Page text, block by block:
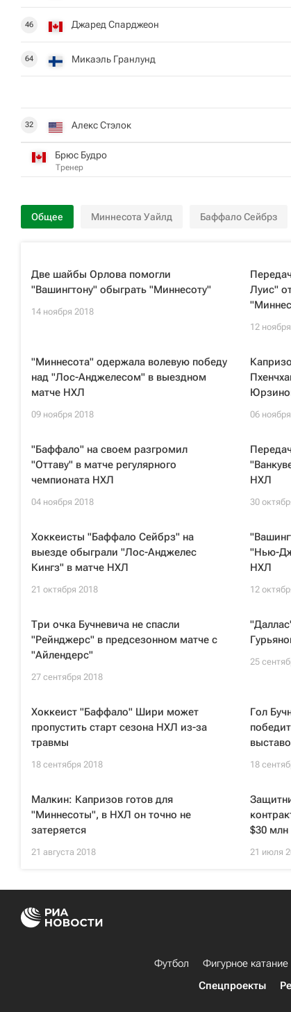
46 Джаред Спарджеон
64 Микаэль Гранлунд
32 Алекс Стэлок
Брюс Будро
Тренер
Общее Миннесота Уайлд Баффало Сейбрз
Две шайбы Орлова помогли
"Вашингтону" обыграть "Миннесоту"
14 ноября 2018
Луис"
12
"Миннесота" одержала волевую победу
над "Лос-Анджелесом" в выездном
матче НХЛ
09 ноября 2018 06
"Баффало" на своем разгромил
"Оттаву" в матче регулярного
чемпионата НХЛ
04 ноября 2018
НХЛ
30
Хоккеисты "Баффало Сейбрз" на
выезде обыграли "Лос-Анджелес
Кингз" в матче НХЛ
21 октября 2018
"Нью-
НХЛ
12
Три очка Бучневича не спасли
"Рейнджерс" в предсезонном матче с
"Айлендерс"
27 сентября 2018
25
Хоккеист "Баффало" Шири может
пропустить старт сезона НХЛ из-за
травмы
18 сентября 2018
Гол
18
Малкин: Капризов готов для
"Миннесоты", в НХЛ он точно не
затеряется
21 августа 2018
$30 млн
21 июля
Футбол Фигурное катание
Спецпроекты